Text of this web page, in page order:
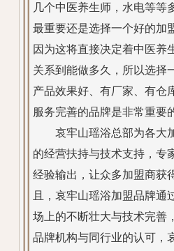
几个中医养生师，水电等等
最重要还是选择一个好的加
因为这将直接决定着中医养
关系到能做多久，所以选择
产品效果好、有厂家、有仓
服务完善的品牌是非常重要
哀牢山瑶浴总部为各大
的经营扶持与技术支持，专
经验输出，让众多加盟商获
且，哀牢山瑶浴加盟品牌通
场上的不断壮大与技术完善
品牌机构与同行业的认可，